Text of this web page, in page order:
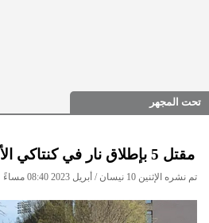
تحت المجهر
مقتل 5 بإطلاق نار في كنتاكي الأميركية.. وتحييد المنفذ
تم نشره الإثنين 10 نيسان / أبريل 2023 08:40 مساءً